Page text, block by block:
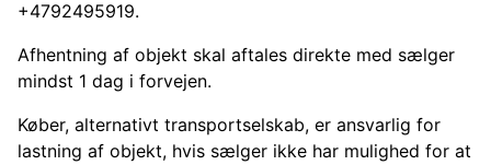
+4792495919.
Afhentning af objekt skal aftales direkte med sælger
mindst 1 dag i forvejen.
Køber, alternativt transportselskab, er ansvarlig for
lastning af objekt, hvis sælger ikke har mulighed for at